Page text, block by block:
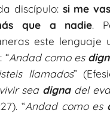
discípulo: si me
que a nadie.
este lenguaje
“Andad como es
llamados”
sea digna del
“Andad como es